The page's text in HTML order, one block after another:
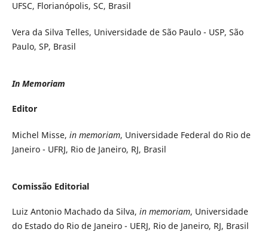
UFSC, Florianópolis, SC, Brasil
Vera da Silva Telles, Universidade de São Paulo - USP, São
Paulo, SP, Brasil
In Memoriam
Editor
Michel Misse, in memoriam, Universidade Federal do Rio de
Janeiro - UFRJ, Rio de Janeiro, RJ, Brasil
Comissão Editorial
Luiz Antonio Machado da Silva, in memoriam, Universidade
do Estado do Rio de Janeiro - UERJ, Rio de Janeiro, RJ, Brasil